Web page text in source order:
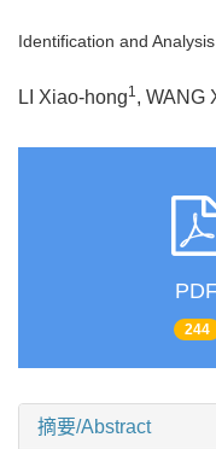
Identification and
LI Xiao-hong1, WANG
244
摘要/Abstract